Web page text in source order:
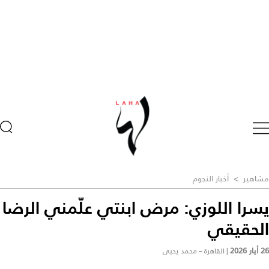
مشاهير > أخبار النجوم
يسرا اللوزي: مرض ابنتي علّمني الرضا
الحقيقي
26 أيار 2026 | القاهرة – محمد يحيى